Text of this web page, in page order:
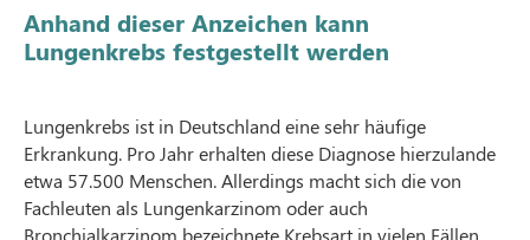
Anhand dieser Anzeichen kann
Lungenkrebs festgestellt werden
Lungenkrebs ist in Deutschland eine sehr häufige
Erkrankung. Pro Jahr erhalten diese Diagnose hierzulande
etwa 57.500 Menschen. Allerdings macht sich die von
Fachleuten als Lungenkarzinom oder auch
Bronchialkarzinom bezeichnete Krebsart in vielen Fällen